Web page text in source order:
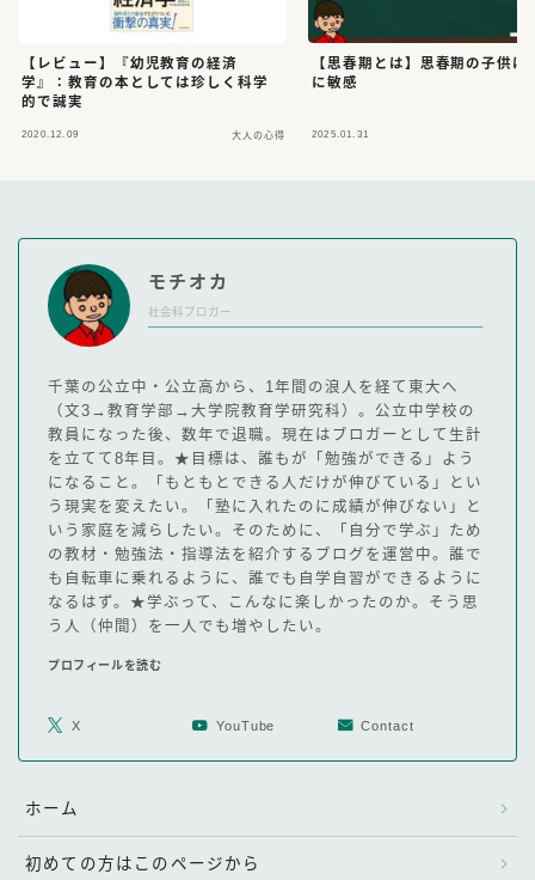
【レビュー】『幼児教育の経済
学』：教育の本としては珍しく科学
的で誠実
2020.12.09 大人の心得
【思春期とは】思春期の子供は
に敏感
2025.01.31
モチオカ
社会科ブロガー
千葉の公立中・公立高から、1年間の浪人を経て東大へ
（文3→教育学部→大学院教育学研究科）。公立中学校の
教員になった後、数年で退職。現在はブロガーとして生計
を立てて8年目。★目標は、誰もが「勉強ができる」よう
になること。「もともとできる人だけが伸びている」とい
う現実を変えたい。「塾に入れたのに成績が伸びない」と
いう家庭を減らしたい。そのために、「自分で学ぶ」ため
の教材・勉強法・指導法を紹介するブログを運営中。誰で
も自転車に乗れるように、誰でも自学自習ができるように
なるはず。★学ぶって、こんなに楽しかったのか。そう思
う人（仲間）を一人でも増やしたい。
プロフィールを読む
X YouTube Contact
ホーム
初めての方はこのページから